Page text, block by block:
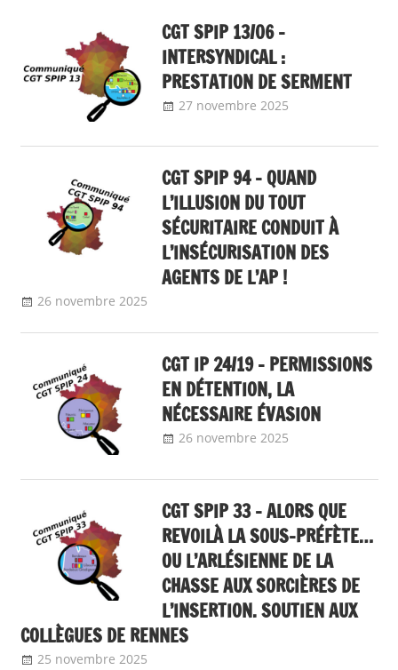
CGT SPIP 13/06 –
INTERSYNDICAL :
PRESTATION DE SERMENT
27 novembre 2025
local
CGT SPIP 94 – QUAND
L’ILLUSION DU TOUT
SÉCURITAIRE CONDUIT À
L’INSÉCURISATION DES
AGENTS DE L’AP !
26 novembre 2025
CGT IP 24/19 – PERMISSIONS
EN DÉTENTION, LA
NÉCESSAIRE ÉVASION
26 novembre 2025
local
CGT SPIP 33 – ALORS QUE
REVOILÀ LA SOUS-PRÉFÈTE…
OU L’ARLÉSIENNE DE LA
CHASSE AUX SORCIÈRES DE
L’INSERTION. SOUTIEN AUX
COLLÈGUES DE RENNES
25 novembre 2025